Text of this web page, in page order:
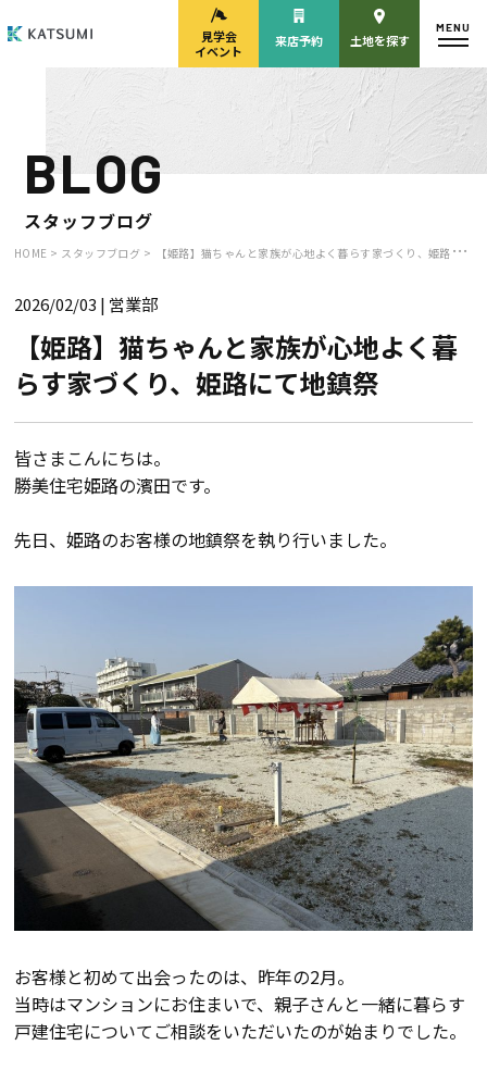
モデルハウス
来場予約
見学会・
来店予約
HOME
物件検索
分譲モデルハウス
おすすめ分譲地
手間ひまかけた家づくり
KATSUMIの標準仕様 和暮-なごみ-
素材とデザイン
耐震性能+制震性能
断熱・気密性能と快適性
長期優良住宅
見学会
イベント
来店予約 土地を探す
MENU
BLOG
スタッフブログ
HOME > スタッフブログ > 【姫路】猫ちゃんと家族が心地よく暮らす家づくり、姫路にて地鎮祭
2026/02/03 | 営業部
【姫路】猫ちゃんと家族が心地よく暮
らす家づくり、姫路にて地鎮祭
皆さまこんにちは。
勝美住宅姫路の濱田です。
先日、姫路のお客様の地鎮祭を執り行いました。
お客様と初めて出会ったのは、昨年の2月。
当時はマンションにお住まいで、親子さんと一緒に暮らす
戸建住宅についてご相談をいただいたのが始まりでした。